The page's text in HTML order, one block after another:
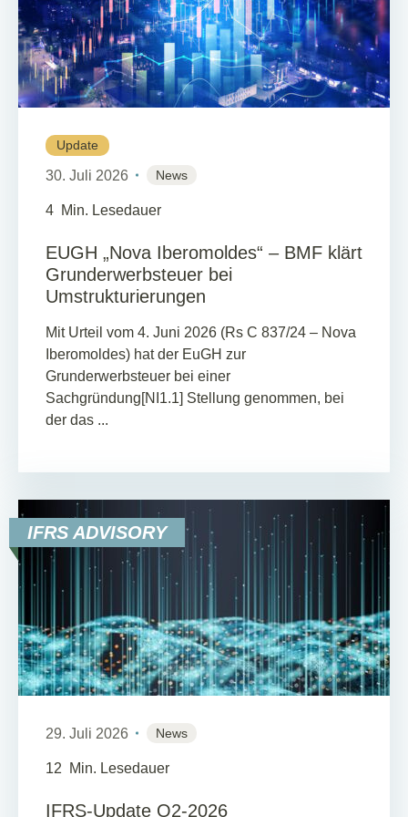
Update
30. Juli 2026 News
4 Min. Lesedauer
EUGH „Nova Iberomoldes“ – BMF klärt
Grunderwerbsteuer bei
Umstrukturierungen
Mit Urteil vom 4. Juni 2026 (Rs C 837/24 – Nova
Iberomoldes) hat der EuGH zur
Grunderwerbsteuer bei einer
Sachgründung[NI1.1] Stellung genommen, bei
der das ...
IFRS ADVISORY
29. Juli 2026 News
12 Min. Lesedauer
IFRS-Update Q2-2026